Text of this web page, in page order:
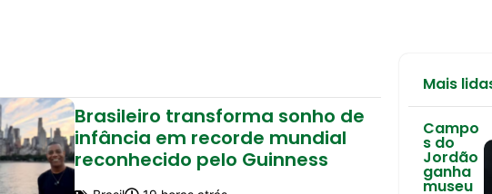
Brasileiro transforma sonho de
infância em recorde mundial
reconhecido pelo Guinness
Mais
Campo
s do
Jordão
ganha
museu